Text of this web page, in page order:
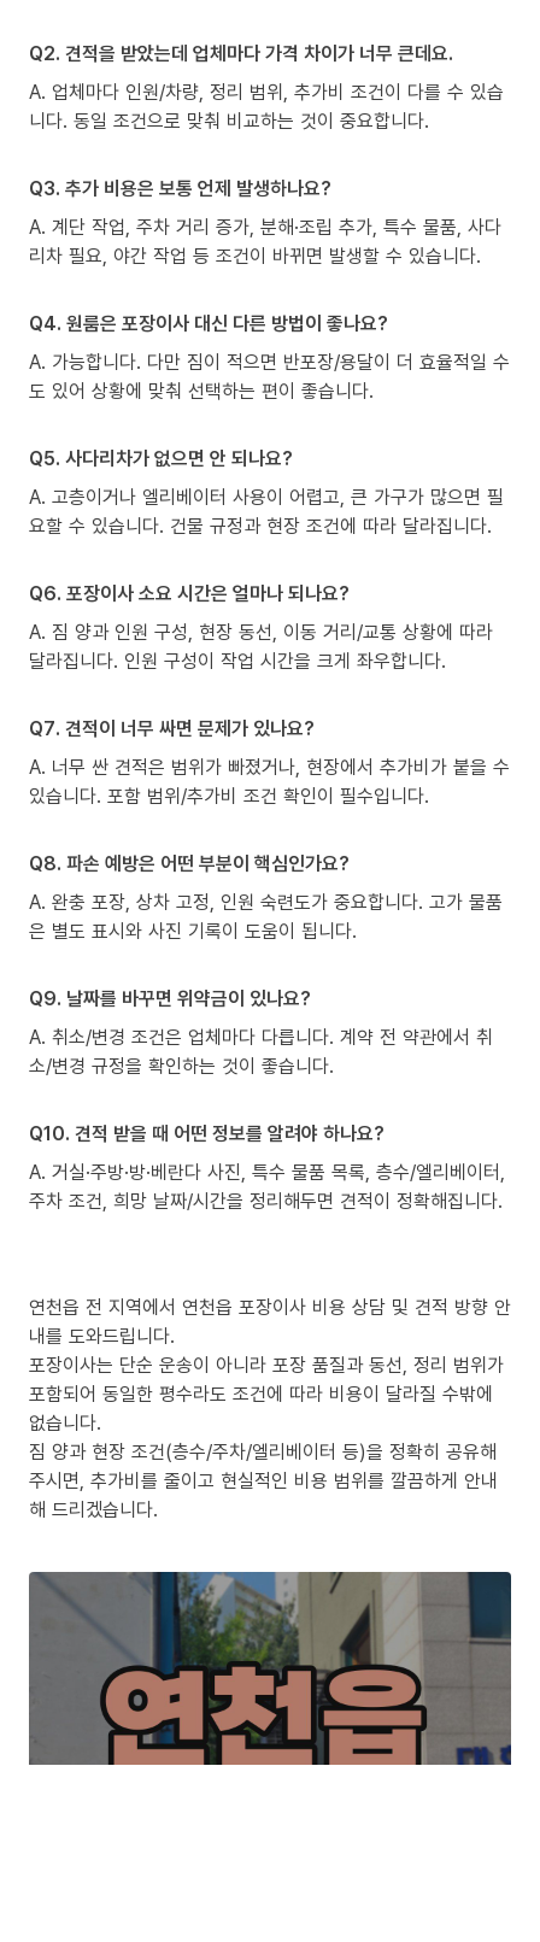
Q2. 견적을 받았는데 업체마다 가격 차이가 너무 큰데요.
A. 업체마다 인원/차량, 정리 범위, 추가비 조건이 다를 수 있습
니다. 동일 조건으로 맞춰 비교하는 것이 중요합니다.
Q3. 추가 비용은 보통 언제 발생하나요?
A. 계단 작업, 주차 거리 증가, 분해·조립 추가, 특수 물품, 사다
리차 필요, 야간 작업 등 조건이 바뀌면 발생할 수 있습니다.
Q4. 원룸은 포장이사 대신 다른 방법이 좋나요?
A. 가능합니다. 다만 짐이 적으면 반포장/용달이 더 효율적일 수
도 있어 상황에 맞춰 선택하는 편이 좋습니다.
Q5. 사다리차가 없으면 안 되나요?
A. 고층이거나 엘리베이터 사용이 어렵고, 큰 가구가 많으면 필
요할 수 있습니다. 건물 규정과 현장 조건에 따라 달라집니다.
Q6. 포장이사 소요 시간은 얼마나 되나요?
A. 짐 양과 인원 구성, 현장 동선, 이동 거리/교통 상황에 따라
달라집니다. 인원 구성이 작업 시간을 크게 좌우합니다.
Q7. 견적이 너무 싸면 문제가 있나요?
A. 너무 싼 견적은 범위가 빠졌거나, 현장에서 추가비가 붙을 수
있습니다. 포함 범위/추가비 조건 확인이 필수입니다.
Q8. 파손 예방은 어떤 부분이 핵심인가요?
A. 완충 포장, 상차 고정, 인원 숙련도가 중요합니다. 고가 물품
은 별도 표시와 사진 기록이 도움이 됩니다.
Q9. 날짜를 바꾸면 위약금이 있나요?
A. 취소/변경 조건은 업체마다 다릅니다. 계약 전 약관에서 취
소/변경 규정을 확인하는 것이 좋습니다.
Q10. 견적 받을 때 어떤 정보를 알려야 하나요?
A. 거실·주방·방·베란다 사진, 특수 물품 목록, 층수/엘리베이터,
주차 조건, 희망 날짜/시간을 정리해두면 견적이 정확해집니다.
연천읍 전 지역에서 연천읍 포장이사 비용 상담 및 견적 방향 안
내를 도와드립니다.
포장이사는 단순 운송이 아니라 포장 품질과 동선, 정리 범위가
포함되어 동일한 평수라도 조건에 따라 비용이 달라질 수밖에
없습니다.
짐 양과 현장 조건(층수/주차/엘리베이터 등)을 정확히 공유해
주시면, 추가비를 줄이고 현실적인 비용 범위를 깔끔하게 안내
해 드리겠습니다.